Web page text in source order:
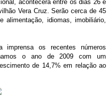
acontecerá entre os dias 26 e
Vera Cruz. Serão cerca de 45
alimentação, idiomas, imobiliário,
imprensa os recentes números
o ano de 2009 com um
de 14,7% em relação ao